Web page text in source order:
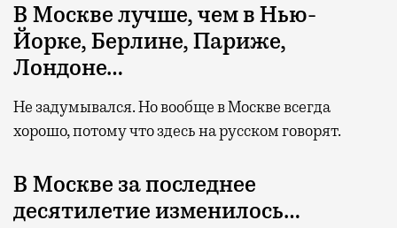
В Москве лучше, чем в Нью-
Йорке, Берлине, Париже,
Лондоне…
Не задумывался. Но вообще в Москве всегда
хорошо, потому что здесь на русском говорят.
В Москве за последнее
десятилетие изменилось…